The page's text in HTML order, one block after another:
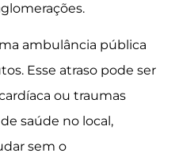
ambulância pública
Esse atraso pode ser
ou traumas
saúde no local,
sem o